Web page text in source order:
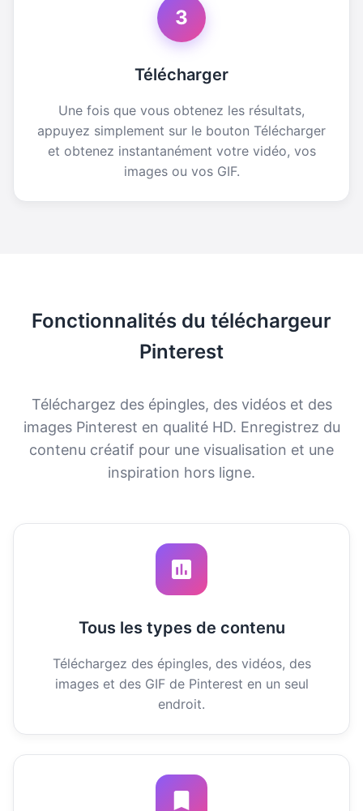
3
Télécharger
Une fois que vous obtenez les résultats,
appuyez simplement sur le bouton Télécharger
et obtenez instantanément votre vidéo, vos
images ou vos GIF.
Fonctionnalités du téléchargeur
Pinterest
Téléchargez des épingles, des vidéos et des
images Pinterest en qualité HD. Enregistrez du
contenu créatif pour une visualisation et une
inspiration hors ligne.
Tous les types de contenu
Téléchargez des épingles, des vidéos, des
images et des GIF de Pinterest en un seul
endroit.